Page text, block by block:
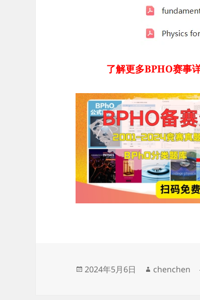
了解更多BPHO赛事
发
2024年5月6日
作
chenchen